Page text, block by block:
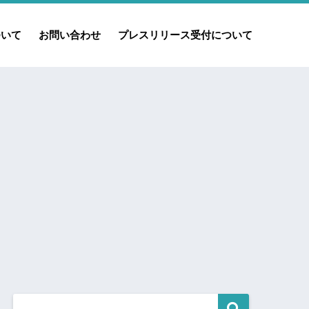
て お問い合わせ プレスリリース受付について